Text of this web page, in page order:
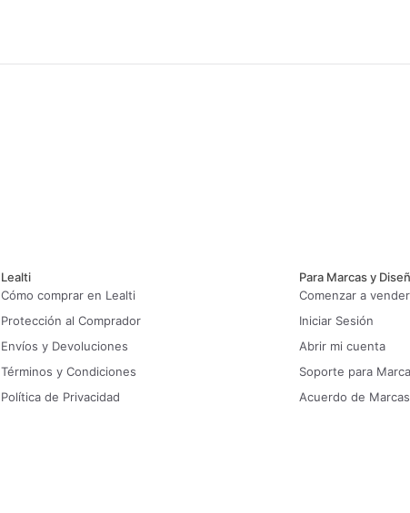
Lealti
Cómo comprar en Lealti
Protección al Comprador
Envíos y Devoluciones
Términos y Condiciones
Política de Privacidad
Para Marcas y
Comenzar a vender
Iniciar Sesión
Abrir mi cuenta
Soporte para
Acuerdo de Marcas